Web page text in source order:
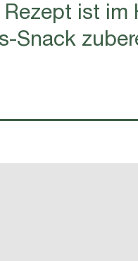
ist im
Snack